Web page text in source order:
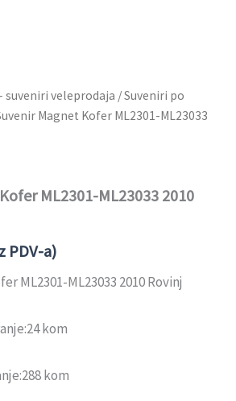
suveniri veleprodaja /Suveniri po
Magnet Kofer ML2301-ML23033
ML2301-ML23033 2010
PDV-a)
ML2301-ML23033 2010 Rovinj
kom
kom